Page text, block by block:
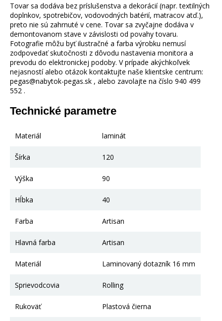
Tovar sa dodáva bez príslušenstva a dekorácií (napr. textilných
doplnkov, spotrebičov, vodovodných batérií, matracov atď.),
preto nie sú zahrnuté v cene. Tovar sa zvyčajne dodáva v
demontovanom stave v závislosti od povahy tovaru.
Fotografie môžu byť ilustračné a farba výrobku nemusí
zodpovedať skutočnosti z dôvodu nastavenia monitora a
prevodu do elektronickej podoby. V prípade akýchkoľvek
nejasností alebo otázok kontaktujte naše klientske centrum:
pegas@nabytok-pegas.sk , alebo zavolajte na číslo 940 499
552 .
Technické parametre
Materiál laminát
Šírka 120
Výška 90
Hĺbka 40
Farba Artisan
Hlavná farba Artisan
Materiál Laminovaný dotazník 16 mm
Sprievodcovia Rolling
Rukoväť Plastová čierna